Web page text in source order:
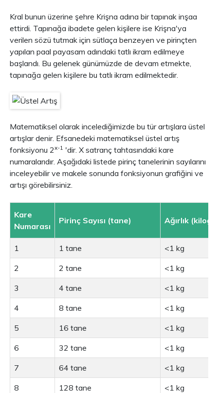
Kral bunun üzerine şehre Krişna adına bir tapınak inşaa
ettirdi. Tapınağa ibadete gelen kişilere ise Krişna'ya
verilen sözü tutmak için sütlaça benzeyen ve pirinçten
yapılan paal payasam adındaki tatlı ikram edilmeye
başlandı. Bu gelenek günümüzde de devam etmekte,
tapınağa gelen kişilere bu tatlı ikram edilmektedir.
Matematiksel olarak incelediğimizde bu tür artışlara üstel
artışlar denir. Efsanedeki matematiksel üstel artış
fonksiyonu 2x-1 'dir. X satranç tahtasındaki kare
numaralarıdır. Aşağıdaki listede pirinç tanelerinin sayılarını
inceleyebilir ve makele sonunda fonksiyonun grafiğini ve
artışı görebilirsiniz.
Kare
Numarası
Pirinç Sayısı (tane) Ağırlık
1 1 tane <1 kg
2 2 tane <1 kg
3 4 tane <1 kg
4 8 tane <1 kg
5 16 tane <1 kg
6 32 tane <1 kg
7 64 tane <1 kg
8 128 tane <1 kg